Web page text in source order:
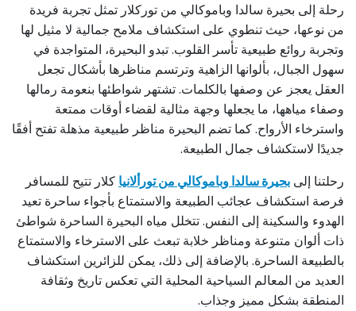
رحلة إلى بحيرة سالدا وباموكالي من توركلار تمثل تجربة فريدة
من نوعها، حيث تنطوي على استكشاف ملامح جمالية لا مثيل لها
وتجربة روائع طبيعية تأسر القلوب. تبدو البحيرة، المتواجدة في
سهول الجبال، بألوانها الزاهية وترتسم مناظرها بأشكال تجعل
العقل يعجز عن وصفها بالكلمات. تشتهر شواطئها بنعومة رمالها
وصفاء مياهها، ما يجعلها وجهة مثالية لقضاء أوقات ممتعة
واسترخاء الأرواح. كما تضم البحيرة مناظر طبيعية مذهلة تفتح أفقًا
جديدًا لاستكشاف جمال الطبيعة.
رحلتنا إلى بحيرة سالدا وباموكالي من تورألانيا كلار تتيح للمسافر
فرصة استكشاف عجائب الطبيعة والاستمتاع بأجواء ساحرة تعيد
الهدوء والسكينة إلى النفس. تتخلل مياه البحيرة الساحرة شواطئ
ذات ألوان متنوعة ومناظر خلابة تبعث على الاسترخاء والاستمتاع
بالطبيعة الساحرة. بالإضافة إلى ذلك، يمكن للزائرين استكشاف
العديد من المعالم السياحية المحلية التي تعكس تاريخ وثقافة
المنطقة بشكل مميز وجذاب.